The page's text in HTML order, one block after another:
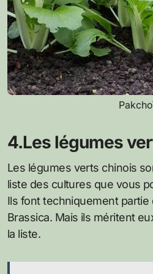
4.Les légumes
Les légumes verts chinois
liste des cultures que vous
Ils font techniquement partie
Brassica. Mais ils méritent
la liste.